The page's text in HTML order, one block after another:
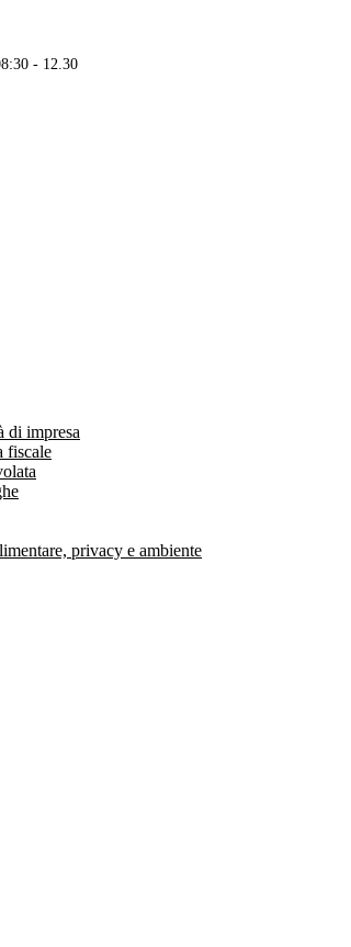
- 12.30
di impresa
fiscale
privacy e ambiente